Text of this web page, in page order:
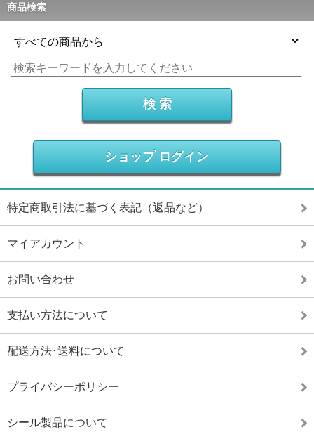
商品検索
ショップ ログイン
特定商取引法に基づく表記（返品など）
マイアカウント
お問い合わせ
支払い方法について
配送方法･送料について
プライバシーポリシー
シール製品について